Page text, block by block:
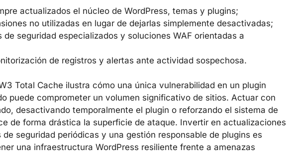
actualizados el núcleo de WordPress, temas y plugins;
no utilizadas en lugar de dejarlas simplemente desactivadas;
de seguridad especializados y soluciones WAF orientadas a
de registros y alertas ante actividad sospechosa.
Total Cache ilustra cómo una única vulnerabilidad en un plugin
puede comprometer un volumen significativo de sitios. Actuar con
desactivando temporalmente el plugin o reforzando el sistema de
de forma drástica la superficie de ataque. Invertir en actualizaciones
de seguridad periódicas y una gestión responsable de plugins es
una infraestructura WordPress resiliente frente a amenazas